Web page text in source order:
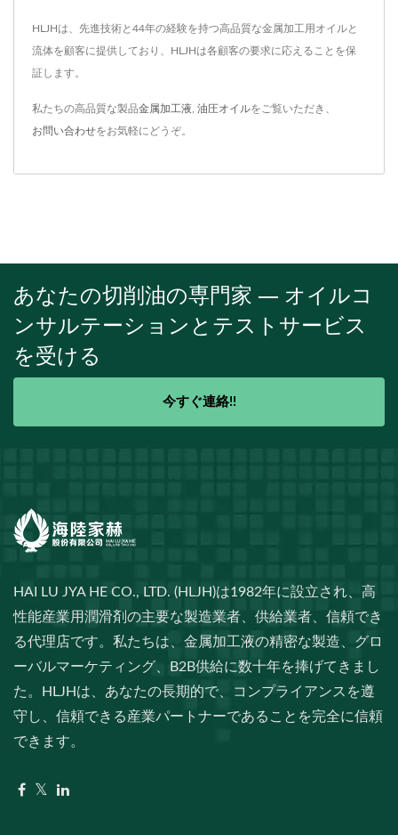
HLJHは、先進技術と44年の経験を持つ高品質な金属加工用オイルと
流体を顧客に提供しており、HLJHは各顧客の要求に応えることを保
証します。
私たちの高品質な製品金属加工液 油圧オイルをご覧いただき、
お問い合わせをお気軽にどうぞ。
あなたの切削油の専門家 — オイルコ
ンサルテーションとテストサービス
を受ける
今すぐ連絡!!
HAI LU JYA HE CO., LTD. (HLJH)は1982年に設立され、高
性能産業用潤滑剤の主要な製造業者、供給業者、信頼でき
る代理店です。私たちは、金属加工液の精密な製造、グロ
ーバルマーケティング、B2B供給に数十年を捧げてきまし
た。HLJHは、あなたの長期的で、コンプライアンスを遵
守し、信頼できる産業パートナーであることを完全に信頼
できます。